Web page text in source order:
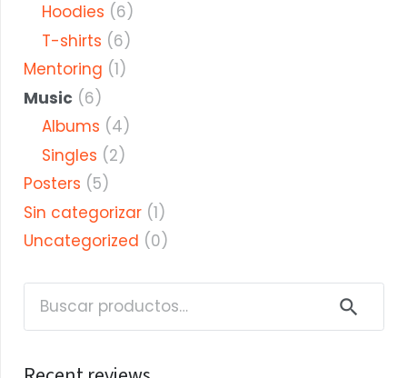
Hoodies (6)
T-shirts (6)
Mentoring (1)
Music (6)
Albums (4)
Singles (2)
Posters (5)
Sin categorizar (1)
Uncategorized (0)
por: